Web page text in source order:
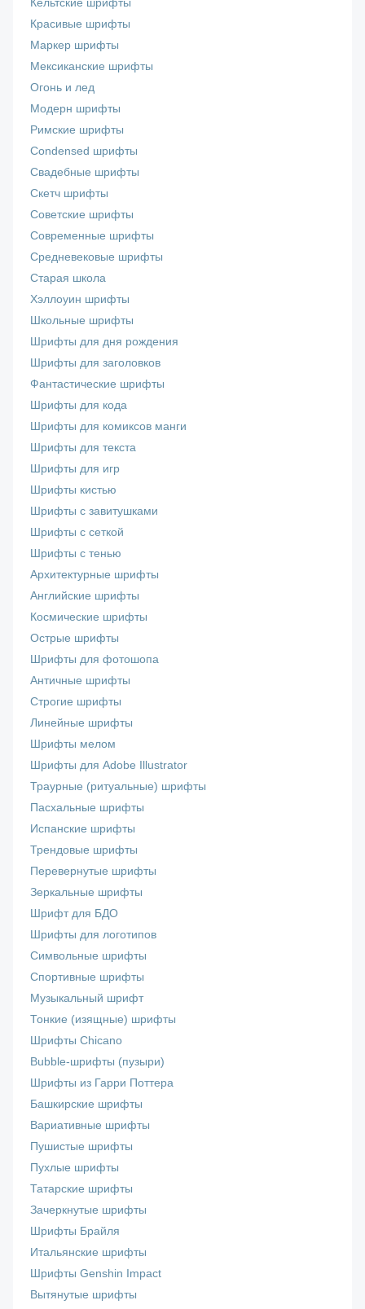
Кельтские шрифты
Красивые шрифты
Маркер шрифты
Мексиканские шрифты
Огонь и лед
Модерн шрифты
Римские шрифты
Сondensed шрифты
Свадебные шрифты
Скетч шрифты
Советские шрифты
Современные шрифты
Средневековые шрифты
Старая школа
Хэллоуин шрифты
Школьные шрифты
Шрифты для дня рождения
Шрифты для заголовков
Фантастические шрифты
Шрифты для кода
Шрифты для комиксов манги
Шрифты для текста
Шрифты для игр
Шрифты кистью
Шрифты с завитушками
Шрифты с сеткой
Шрифты с тенью
Архитектурные шрифты
Английские шрифты
Космические шрифты
Острые шрифты
Шрифты для фотошопа
Античные шрифты
Строгие шрифты
Линейные шрифты
Шрифты мелом
Шрифты для Adobe Illustrator
Траурные (ритуальные) шрифты
Пасхальные шрифты
Испанские шрифты
Трендовые шрифты
Перевернутые шрифты
Зеркальные шрифты
Шрифт для БДО
Шрифты для логотипов
Символьные шрифты
Спортивные шрифты
Музыкальный шрифт
Тонкие (изящные) шрифты
Шрифты Chicano
Bubble-шрифты (пузыри)
Шрифты из Гарри Поттера
Башкирские шрифты
Вариативные шрифты
Пушистые шрифты
Пухлые шрифты
Татарские шрифты
Зачеркнутые шрифты
Шрифты Брайля
Итальянские шрифты
Шрифты Genshin Impact
Вытянутые шрифты